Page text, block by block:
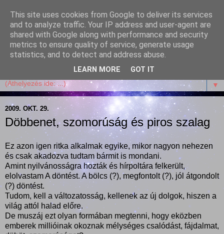
Garffyka
Szösszenetek a konyhámból, az életemből. Mosollyal,
receptekkel, vidámsággal, marcipánnal, csokival.
▼
2009. OKT. 29.
Döbbenet, szomorúság és piros szalag
Ez azon igen ritka alkalmak egyike, mikor nagyon nehezen
és csak akadozva tudtam bármit is mondani.
Amint nyilvánosságra hozták és hírpoltára felkerült,
elolvastam A döntést. A bölcs (?), megfontolt (?), jól átgondolt
(?) döntést.
Tudom, kell a változatosság, kellenek az új dolgok, hiszen a
világ attól halad előre.
De muszáj ezt olyan formában megtenni, hogy eközben
emberek millióinak okoznak mélységes csalódást, fájdalmat,
This site uses cookies from Google to deliver its services
and to analyze traffic. Your IP address and user-agent are
shared with Google along with performance and security
metrics to ensure quality of service, generate usage
statistics, and to detect and address abuse.
LEARN MORE GOT IT